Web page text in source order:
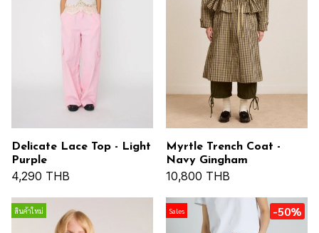
Delicate Lace Top - Light
Purple
4,290 THB
Myrtle Trench Coat -
Navy Gingham
10,800 THB
สินค้าใหม่ Sales -50%